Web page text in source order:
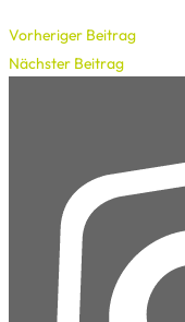
Vorheriger Beitrag
Nächster Beitrag